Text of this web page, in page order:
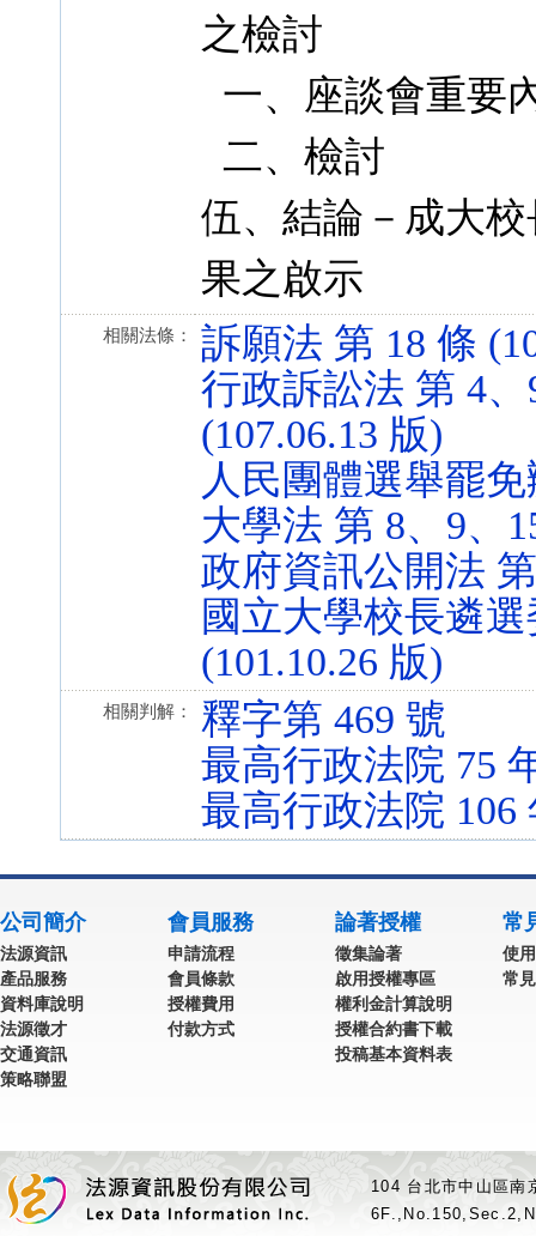
之檢討
一、座談會重要
二、檢討
伍、結論－成大
果之啟示
相關法條：
訴願法 第 18 條
行政訴訟法 第 4、
(107.06.13 版)
人民團體選舉罷
大學法 第 8、9、
政府資訊公開法
國立大學校長遴
(101.10.26 版)
相關判解：
釋字第 469 號
最高行政法院 75
最高行政法院 106
公司簡介
法源資訊
產品服務
資料庫說明
法源徵才
交通資訊
策略聯盟
會員服務
申請流程
會員條款
授權費用
付款方式
論著授權
徵集論著
啟用授權專區
權利金計算說明
授權合約書下載
投稿基本資料表
常
使
常
104 台北市中山區